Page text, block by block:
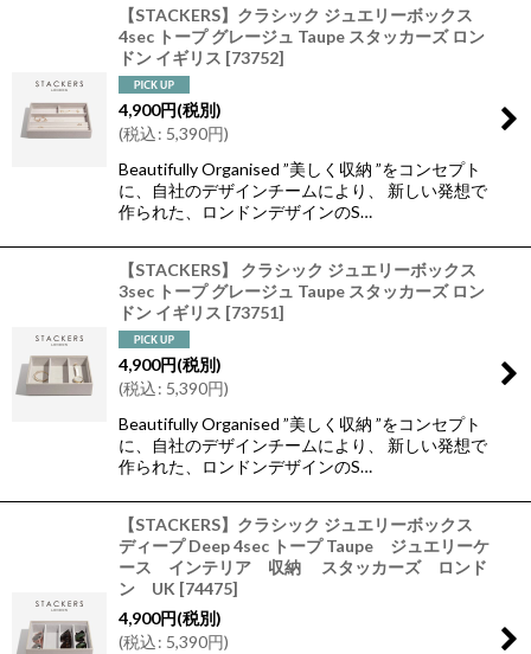
【STACKERS】クラシック ジュエリーボックス
4sec トープ グレージュ Taupe スタッカーズ ロン
ドン イギリス [73752]
4,900円(税別)
(税込: 5,390円)
Beautifully Organised ”美しく収納 ”をコンセプト
に、自社のデザインチームにより、 新しい発想で
作られた、ロンドンデザインのS…
【STACKERS】 クラシック ジュエリーボックス
3sec トープ グレージュ Taupe スタッカーズ ロン
ドン イギリス [73751]
4,900円(税別)
(税込: 5,390円)
Beautifully Organised ”美しく収納 ”をコンセプト
に、自社のデザインチームにより、 新しい発想で
作られた、ロンドンデザインのS…
【STACKERS】クラシック ジュエリーボックス
ディープ Deep 4sec トープ Taupe ジュエリーケ
ース インテリア 収納 スタッカーズ ロンド
ン UK [74475]
4,900円(税別)
(税込: 5,390円)